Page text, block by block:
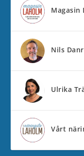
Magasin
Nils
Ulrika
Vårt